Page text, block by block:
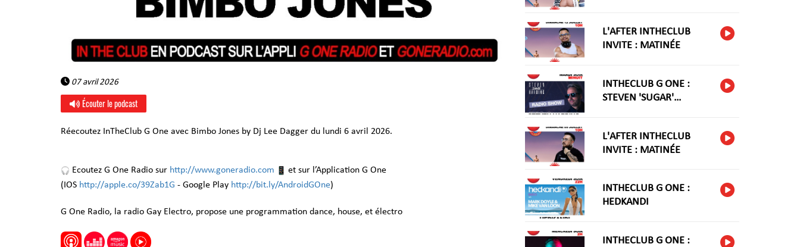
07 avril 2026
Écouter le podcast
Réecoutez InTheClub G One avec Bimbo Jones by Dj Lee Dagger du lundi 6 avril 2026.
Ecoutez G One Radio sur http://www.goneradio.com
et sur l’Application G One
(IOS http://apple.co/39Zab1G - Google Play http://bit.ly/AndroidGOne)
G One Radio, la radio Gay Electro, propose une programmation dance, house, et électro
L'AFTER INTHECLUB
INVITE : MATINÉE
INTHECLUB G ONE :
STEVEN 'SUGAR'
L'AFTER INTHECLUB
INVITE : MATINÉE
INTHECLUB G ONE :
HEDKANDI
INTHECLUB G ONE :